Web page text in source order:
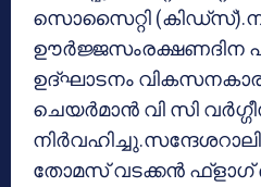
സൊസൈറ്റി
ഊര്‍ജ്ജസംരക്ഷണദിന
ഉദ്ഘാടനം വികസനകാര്യ
ചെയര്‍മാന്‍ വി സി
തോമസ് വടക്കന്‍